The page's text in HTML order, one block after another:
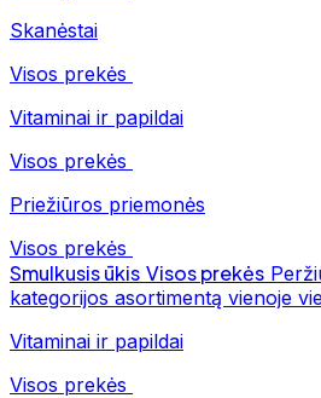
Skanėstai
Visos prekės
Vitaminai ir papildai
Visos prekės
Priežiūros priemonės
Visos prekės
Smulkusis ūkis Visos prekės
kategorijos asortimentą vienoje
Vitaminai ir papildai
Visos prekės